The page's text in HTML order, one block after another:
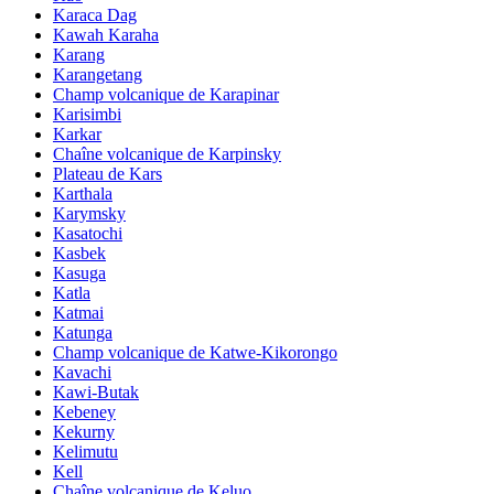
Karaca Dag
Kawah Karaha
Karang
Karangetang
Champ volcanique de Karapinar
Karisimbi
Karkar
Chaîne volcanique de Karpinsky
Plateau de Kars
Karthala
Karymsky
Kasatochi
Kasbek
Kasuga
Katla
Katmai
Katunga
Champ volcanique de Katwe-Kikorongo
Kavachi
Kawi-Butak
Kebeney
Kekurny
Kelimutu
Kell